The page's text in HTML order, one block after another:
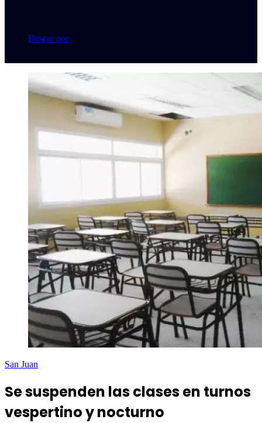
Buscar por
San Juan
Se suspenden las clases en turnos
vespertino y nocturno